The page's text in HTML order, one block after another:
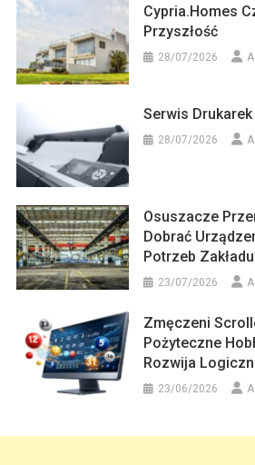
Cypria.homes
Przyszłość
28/07/2026
Serwis
28/07/2026
Osuszacze
Dobrać
Potrzeb
23/07/2026
Zmęczeni
Pożyteczne
Rozwija
23/06/2026